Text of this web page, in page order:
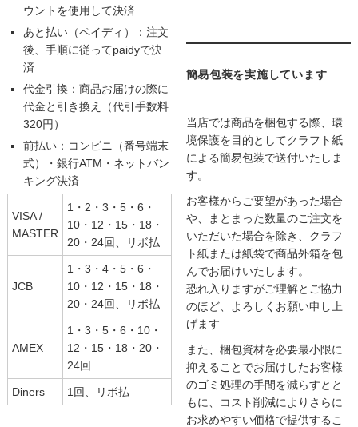
ウントを使用して決済
あと払い（ペイディ）：注文
後、手順に従ってpaidyで決
済
代金引換：商品お届けの際に
代金と引き換え（代引手数料
320円）
前払い：コンビニ（番号端末
式）・銀行ATM・ネットバン
キング決済
VISA /
MASTER
1・2・3・5・6・
10・12・15・18・
20・24回、リボ払
JCB
1・3・4・5・6・
10・12・15・18・
20・24回、リボ払
AMEX
1・3・5・6・10・
12・15・18・20・
24回
Diners 1回、リボ払
簡易包装を実施しています
当店では商品を梱包する際、環
境保護を目的としてクラフト紙
による簡易包装で送付いたしま
す。
お客様からご要望があった場合
や、まとまった数量のご注文を
いただいた場合を除き、クラフ
ト紙または紙袋で商品外箱を包
んでお届けいたします。
恐れ入りますがご理解とご協力
のほど、よろしくお願い申し上
げます
また、梱包資材を必要最小限に
抑えることでお届けしたお客様
のゴミ処理の手間を減らすとと
もに、コスト削減によりさらに
お求めやすい価格で提供するこ